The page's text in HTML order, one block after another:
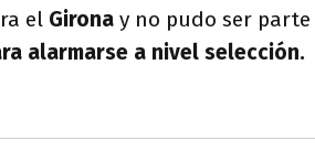
el Girona y no pudo ser parte
alarmarse a nivel selección.